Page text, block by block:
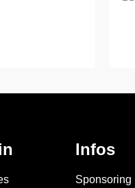
Infos
Sponsoring